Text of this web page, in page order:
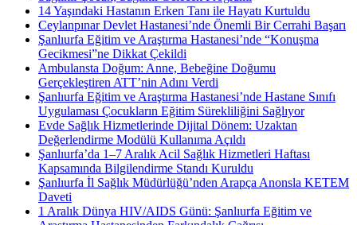
14 Yaşındaki Hastanın Erken Tanı ile Hayatı Kurtuldu
Ceylanpınar Devlet Hastanesi’nde Önemli Bir Cerrahi Başarı
Şanlıurfa Eğitim ve Araştırma Hastanesi’nde “Konuşma
Gecikmesi”ne Dikkat Çekildi
Ambulansta Doğum: Anne, Bebeğine Doğumu
Gerçekleştiren ATT’nin Adını Verdi
Şanlıurfa Eğitim ve Araştırma Hastanesi’nde Hastane Sınıfı
Uygulaması Çocukların Eğitim Sürekliliğini Sağlıyor
Evde Sağlık Hizmetlerinde Dijital Dönem: Uzaktan
Değerlendirme Modülü Kullanıma Açıldı
Şanlıurfa’da 1–7 Aralık Acil Sağlık Hizmetleri Haftası
Kapsamında Bilgilendirme Standı Kuruldu
Şanlıurfa İl Sağlık Müdürlüğü’nden Arapça Anonsla KETEM
Daveti
1 Aralık Dünya HIV/AIDS Günü: Şanlıurfa Eğitim ve